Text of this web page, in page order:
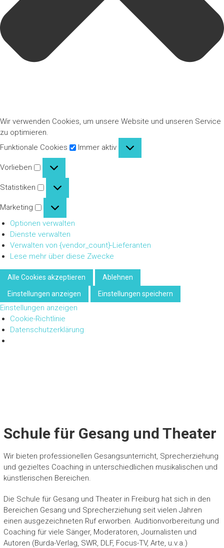
Wir verwenden Cookies, um unsere Website und unseren Service
zu optimieren.
Funktionale Cookies
Funktionale
Immer aktiv
Vorlieben
Statistiken
Marketing
Optionen verwalten
Dienste verwalten
Verwalten von {vendor_count}-Lieferanten
Lese mehr über diese Zwecke
Alle Cookies akzeptieren Ablehnen
Einstellungen anzeigen Einstellungen speichern
Einstellungen anzeigen
Cookie-Richtlinie
Datenschutzerklärung
Schule für Gesang und Theater
Wir bieten professionellen Gesangsunterricht, Sprecherziehung
und gezieltes Coaching in unterschiedlichen musikalischen und
künstlerischen Bereichen.
Die Schule für Gesang und Theater in Freiburg hat sich in den
Bereichen Gesang und Sprecherziehung seit vielen Jahren
einen ausgezeichneten Ruf erworben. Auditionvorbereitung und
Coaching für viele Sänger, Moderatoren, Journalisten und
Autoren (Burda-Verlag, SWR, DLF, Focus-TV, Arte, u.v.a.)